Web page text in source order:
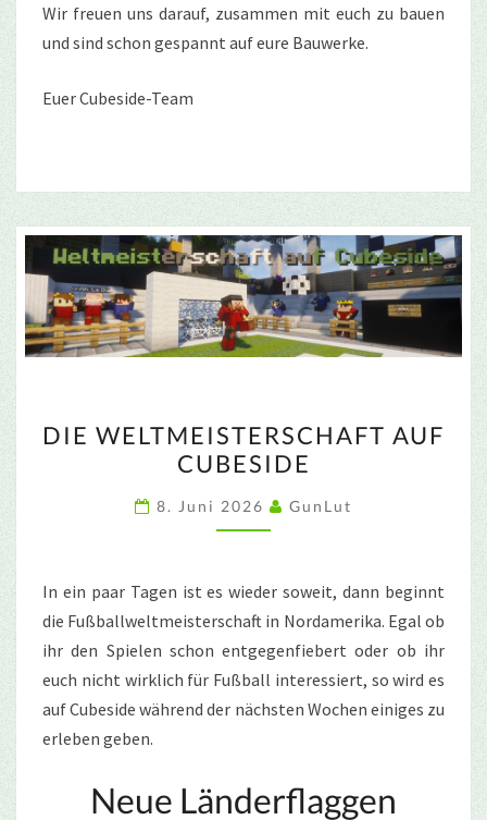
Wir freuen uns darauf, zusammen mit euch zu bauen
und sind schon gespannt auf eure Bauwerke.
Euer Cubeside-Team
WELTMEISTERSCHAFT
AUF
CUBESIDE
DIE WELTMEISTERSCHAFT AUF
CUBESIDE
8. Juni 2026 GunLut
In ein paar Tagen ist es wieder soweit, dann beginnt
die Fußballweltmeisterschaft in Nordamerika. Egal ob
ihr den Spielen schon entgegenfiebert oder ob ihr
euch nicht wirklich für Fußball interessiert, so wird es
auf Cubeside während der nächsten Wochen einiges zu
erleben geben.
Neue Länderflaggen